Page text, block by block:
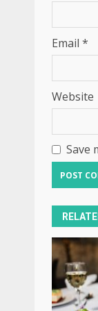
Email *
Website
Save